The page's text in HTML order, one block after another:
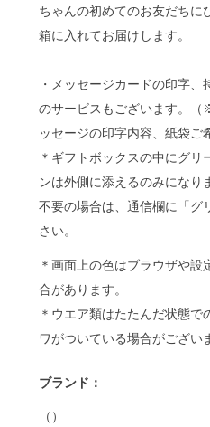
ちゃんの初めてのお友だちに
箱に入れてお届けします。
・メッセージカードの印字
のサービスもございます。
ッセージの印字内容、紙袋ご
＊ギフトボックスの中にグ
ンは外側に添えるのみにな
不要の場合は、通信欄に「グ
さい。
＊画面上の色はブラウザや
合があります。
＊ウエア類はたたんだ状態
ワがついている場合がござい
ブランド：
（）